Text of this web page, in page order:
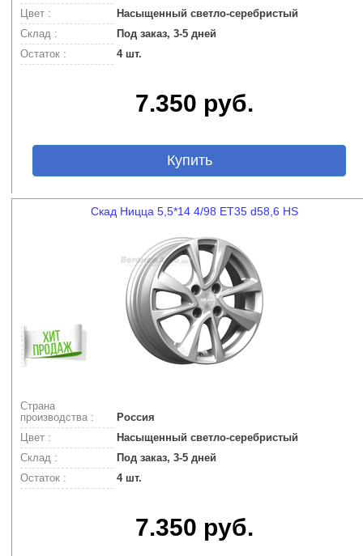
Цвет :
Насыщенный светло-серебристый
Склад :
Под заказ, 3-5 дней
Остаток :
4 шт.
7.350 руб.
Купить
Скад Ницца 5,5*14 4/98 ET35 d58,6 HS
Страна
производства :
Россия
Цвет :
Насыщенный светло-серебристый
Склад :
Под заказ, 3-5 дней
Остаток :
4 шт.
7.350 руб.